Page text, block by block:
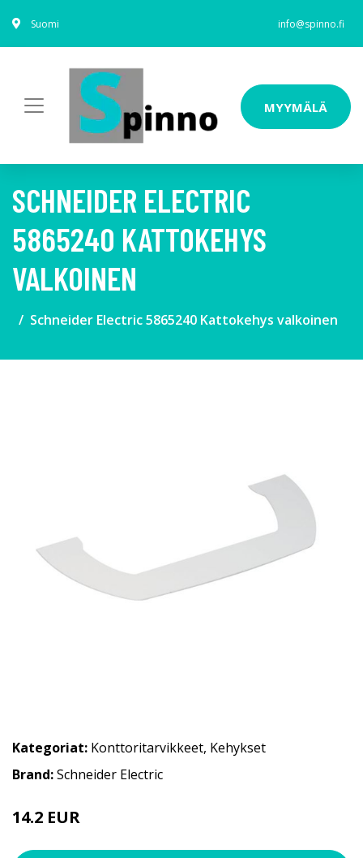
Suomi info@spinno.fi
MYYMÄLÄ
SCHNEIDER ELECTRIC
5865240 KATTOKEHYS
VALKOINEN
Schneider Electric 5865240 Kattokehys valkoinen
Kategoriat: Konttoritarvikkeet, Kehykset
Brand:Schneider Electric
14.2 EUR